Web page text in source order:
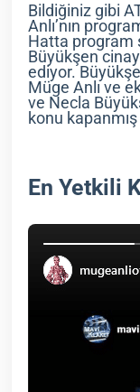
Bildiğiniz gibi
Anlı’nın
Hatta program
Büyükşen
ediyor.
Müge Anlı ve
ve Necla
konu
En Yetkili